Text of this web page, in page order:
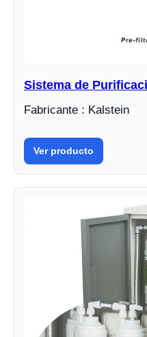
Sistema de
Fabricante : Kalstein
Ver producto